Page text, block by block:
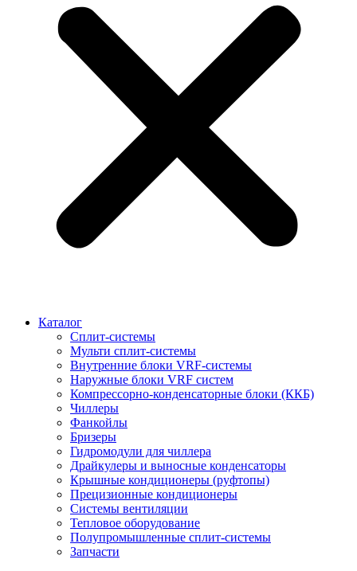
Каталог
Сплит-системы
Мульти сплит-системы
Внутренние блоки VRF-cистемы
Наружные блоки VRF cистем
Компрессорно-конденсаторные блоки (ККБ)
Чиллеры
Фанкойлы
Бризеры
Гидромодули для чиллера
Драйкулеры и выносные конденсаторы
Крышные кондиционеры (руфтопы)
Прецизионные кондиционеры
Системы вентиляции
Тепловое оборудование
Полупромышленные сплит-системы
Запчасти